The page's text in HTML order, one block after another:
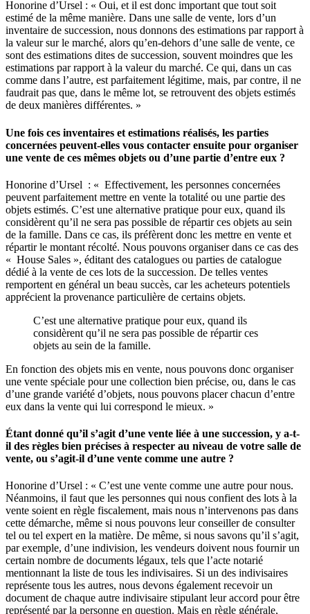
Honorine d’Ursel : « Oui, et il est donc important que tout soit
estimé de la même manière. Dans une salle de vente, lors d’un
inventaire de succession, nous donnons des estimations par rapport à
la valeur sur le marché, alors qu’en-dehors d’une salle de vente, ce
sont des estimations dites de succession, souvent moindres que les
estimations par rapport à la valeur du marché. Ce qui, dans un cas
comme dans l’autre, est parfaitement légitime, mais, par contre, il ne
faudrait pas que, dans le même lot, se retrouvent des objets estimés
de deux manières différentes. »
Une fois ces inventaires et estimations réalisés, les parties
concernées peuvent-elles vous contacter ensuite pour organiser
une vente de ces mêmes objets ou d’une partie d’entre eux ?
Honorine d’Ursel : « Effectivement, les personnes concernées
peuvent parfaitement mettre en vente la totalité ou une partie des
objets estimés. C’est une alternative pratique pour eux, quand ils
considèrent qu’il ne sera pas possible de répartir ces objets au sein
de la famille. Dans ce cas, ils préfèrent donc les mettre en vente et
répartir le montant récolté. Nous pouvons organiser dans ce cas des
« House Sales », éditant des catalogues ou parties de catalogue
dédié à la vente de ces lots de la succession. De telles ventes
remportent en général un beau succès, car les acheteurs potentiels
apprécient la provenance particulière de certains objets.
C’est une alternative pratique pour eux, quand ils
considèrent qu’il ne sera pas possible de répartir ces
objets au sein de la famille.
En fonction des objets mis en vente, nous pouvons donc organiser
une vente spéciale pour une collection bien précise, ou, dans le cas
d’une grande variété d’objets, nous pouvons placer chacun d’entre
eux dans la vente qui lui correspond le mieux. »
Étant donné qu’il s’agit d’une vente liée à une succession, y a-t-
il des règles bien précises à respecter au niveau de votre salle de
vente, ou s’agit-il d’une vente comme une autre ?
Honorine d’Ursel : « C’est une vente comme une autre pour nous.
Néanmoins, il faut que les personnes qui nous confient des lots à la
vente soient en règle fiscalement, mais nous n’intervenons pas dans
cette démarche, même si nous pouvons leur conseiller de consulter
tel ou tel expert en la matière. De même, si nous savons qu’il s’agit,
par exemple, d’une indivision, les vendeurs doivent nous fournir un
certain nombre de documents légaux, tels que l’acte notarié
mentionnant la liste de tous les indivisaires. Si un des indivisaires
représente tous les autres, nous devons également recevoir un
document de chaque autre indivisaire stipulant leur accord pour être
représenté par la personne en question. Mais en règle générale,